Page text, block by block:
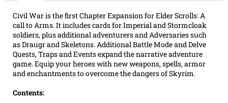
Civil War is the first Chapter Expansion for Elder Scrolls: A
call to Arms. It includes cards for Imperial and Stormcloak
soldiers, plus additional adventurers and Adversaries such
as Draugr and Skeletons. Additional Battle Mode and Delve
Quests, Traps and Events expand the narrative adventure
game. Equip your heroes with new weapons, spells, armor
and enchantments to overcome the dangers of Skyrim.
Contents:
EMPIRE
-
BOOSTER
99
Kč